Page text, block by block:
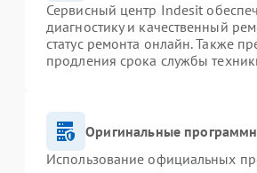
Сервисный центр Indesit
диагностику и качественный
статус ремонта онлайн. Также
продления срока службы
Оригинальные
Использование официальных